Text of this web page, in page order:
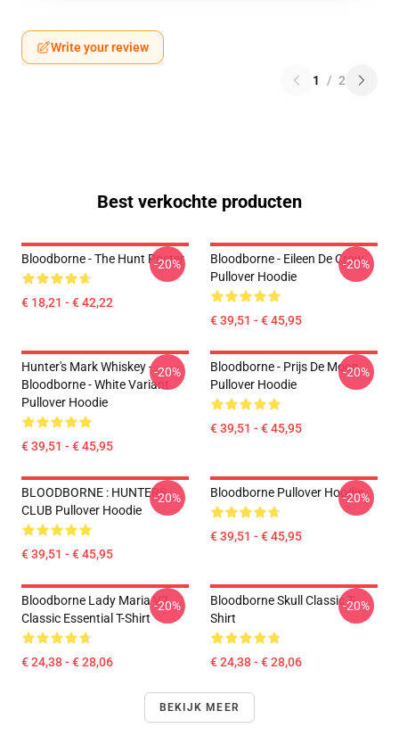
Write your review
1 / 2
Best verkochte producten
Bloodborne - The Hunt Poster
€ 18,21 - € 42,22
-20%
Bloodborne - Eileen De Crow
Pullover Hoodie
€ 39,51 - € 45,95
-20%
Hunter's Mark Whiskey -
Bloodborne - White Variant
Pullover Hoodie
€ 39,51 - € 45,95
-20%
Bloodborne - Prijs De Moon
Pullover Hoodie
€ 39,51 - € 45,95
-20%
BLOODBORNE : HUNTERS
CLUB Pullover Hoodie
€ 39,51 - € 45,95
-20% Bloodborne Pullover Hoodie
€ 39,51 - € 45,95
-20%
Bloodborne Lady Maria V2
Classic Essential T-Shirt
€ 24,38 - € 28,06
-20%
Bloodborne Skull Classic T-
Shirt
€ 24,38 - € 28,06
-20%
BEKIJK MEER